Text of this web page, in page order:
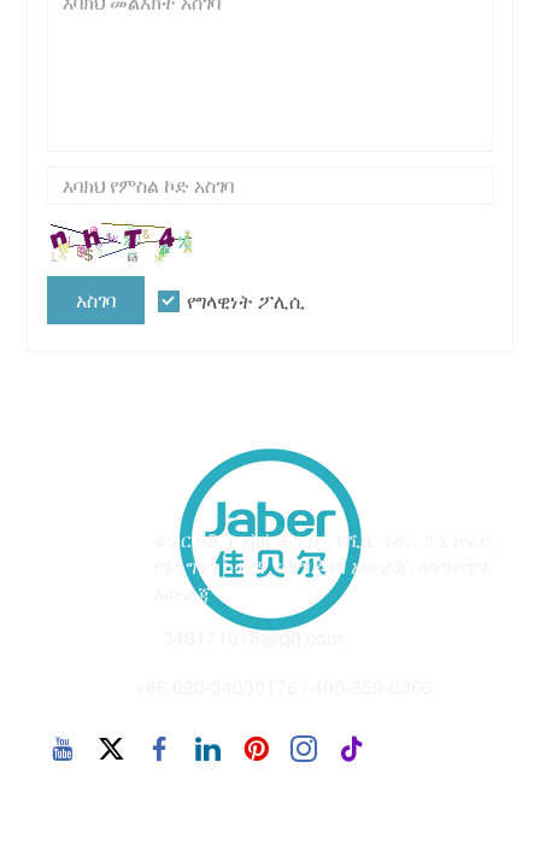
አስገባ የግላዊነት ፖሊሲ
ቁጥር 98, የ xisi መንገድ, የሺቢ ጎዳና, ፓኒ ኮፍያ,
የጉንግንግ ከተማ, ጓንግዶንግ አውራጃ, ጓንግዶንግ
አውራጃ
348171018@qq.com